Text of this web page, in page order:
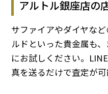
アルトル銀座店の
サファイアやダイヤな
ルドといった貴金属も
にお試しください。
真を送るだけで査定が可